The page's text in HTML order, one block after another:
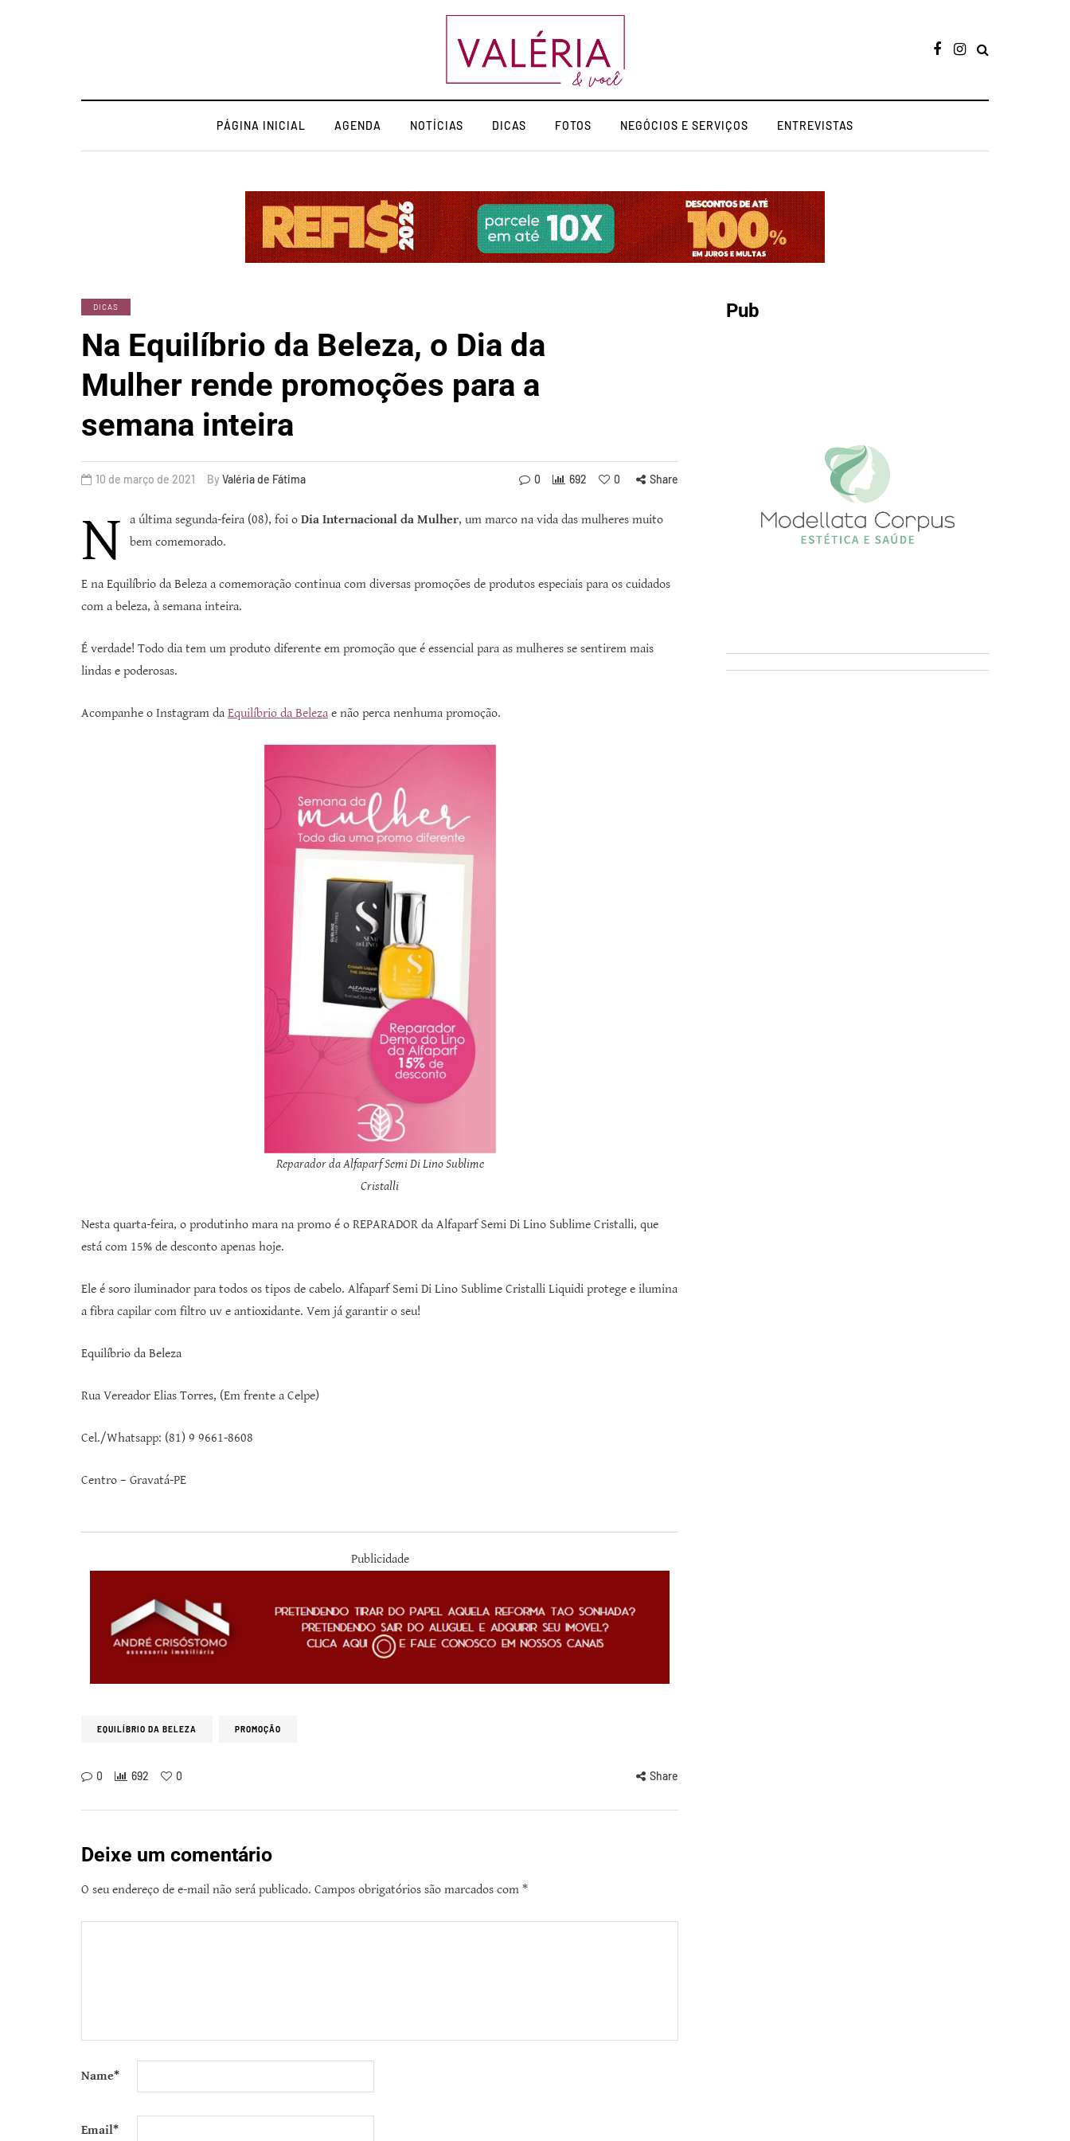
PÁGINA INICIAL AGENDA NOTÍCIAS DICAS FOTOS NEGÓCIOS E SERVIÇOS ENTREVISTAS
DICAS
Na Equilíbrio da Beleza, o Dia da
Mulher rende promoções para a
semana inteira
10 de março de 2021 By Valéria de Fátima 0 692 0 Share
N a última segunda-feira (08), foi o Dia Internacional da Mulher, um marco na vida das mulheres muito
bem comemorado.
E na Equilíbrio da Beleza a comemoração continua com diversas promoções de produtos especiais para os cuidados
com a beleza, à semana inteira.
É verdade! Todo dia tem um produto diferente em promoção que é essencial para as mulheres se sentirem mais
lindas e poderosas.
Acompanhe o Instagram da Equilíbrio da Beleza e não perca nenhuma promoção.
Reparador da Alfaparf Semi Di Lino Sublime
Cristalli
Nesta quarta-feira, o produtinho mara na promo é o REPARADOR da Alfaparf Semi Di Lino Sublime Cristalli, que
está com 15% de desconto apenas hoje.
Ele é soro iluminador para todos os tipos de cabelo. Alfaparf Semi Di Lino Sublime Cristalli Liquidi protege e ilumina
a fibra capilar com filtro uv e antioxidante. Vem já garantir o seu!
Equilíbrio da Beleza
Rua Vereador Elias Torres, (Em frente a Celpe)
Cel./Whatsapp: (81) 9 9661-8608
Centro – Gravatá-PE
Publicidade
EQUILÍBRIO DA BELEZA PROMOÇÃO
0 692 0 Share
Pub
Deixe um comentário
O seu endereço de e-mail não será publicado. Campos obrigatórios são marcados com *
Name*
Email*